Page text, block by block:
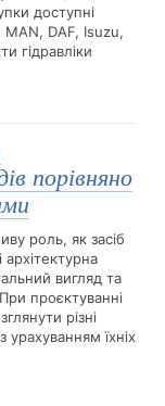
доступні
MAN, DAF, Isuzu,
гідравліки
порівняно
роль, як засіб
вигляд та
проєктуванні
різні
урахуванням їхніх